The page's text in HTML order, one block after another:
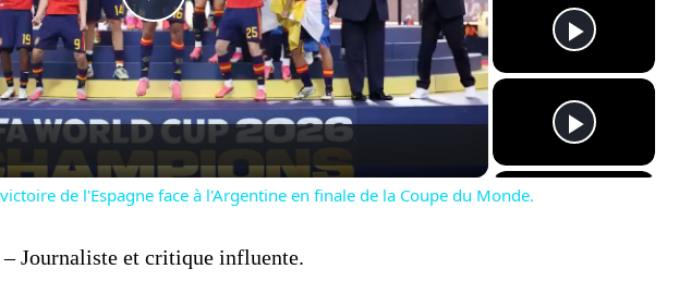
P
l
a
de l'Espagne face à l'Argentine en finale de la Coupe du Monde.
Journaliste et critique influente.